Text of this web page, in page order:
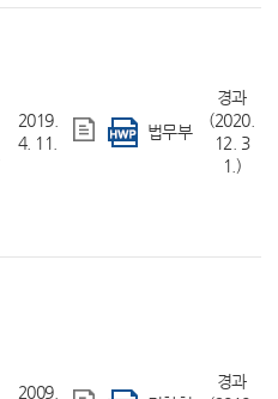
2019.
4. 11.
법무부
경과
(2020.
12. 3
1.)
2009.
경과